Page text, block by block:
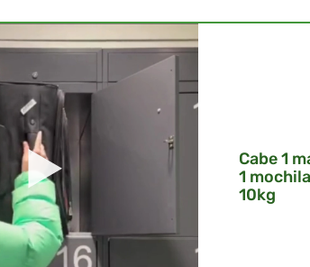
Cabe 1
1
10kg